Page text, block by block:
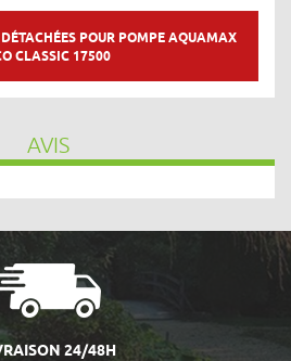
POUR POMPE AQUAMAX
CLASSIC 17500
AVIS
24/48H